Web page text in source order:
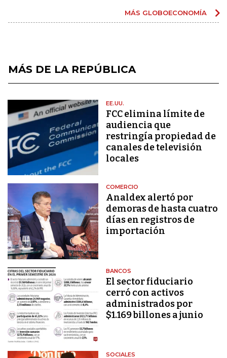
MÁS GLOBOECONOMÍA
MÁS DE LA REPÚBLICA
EE.UU.
FCC elimina límite de
audiencia que
restringía propiedad de
canales de televisión
locales
COMERCIO
Analdex alertó por
demoras de hasta cuatro
días en registros de
importación
BANCOS
El sector fiduciario
cerró con activos
administrados por
$1.169 billones a junio
SOCIALES